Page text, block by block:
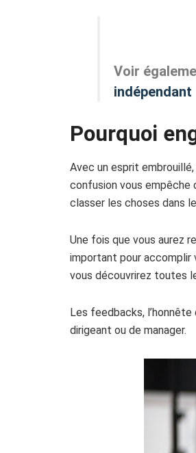
Voir
indépendant
Pourquoi
Avec un esprit
confusion vous empêche
classer les choses dans
Une fois que vous aurez
important pour accomplir
vous découvrirez toutes
Les feedbacks,
dirigeant ou de manager.